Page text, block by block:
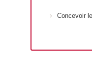
Concevoir